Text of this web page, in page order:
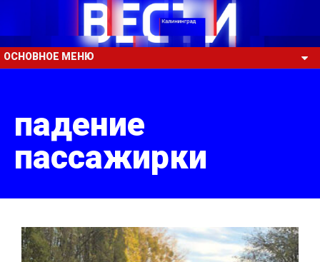
ОСНОВНОЕ МЕНЮ
падение
пассажирки